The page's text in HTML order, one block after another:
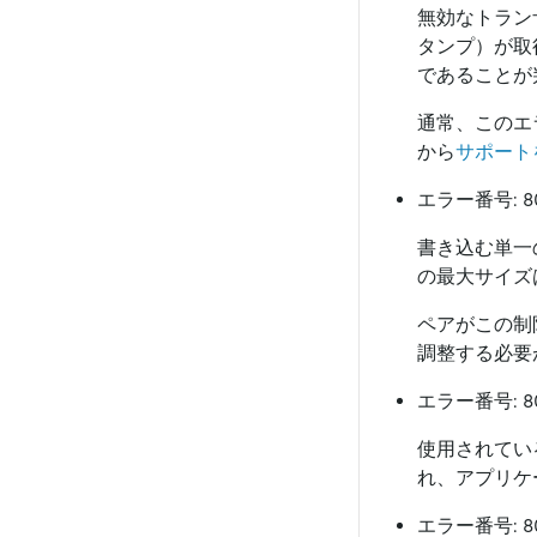
無効なトラ
タンプ）が
であること
通常、この
からサポー
エラー番号:
書き込む単
の最大サイ
ペアがこの
調整する必
エラー番号:
使用されて
れ、アプリ
エラー番号: